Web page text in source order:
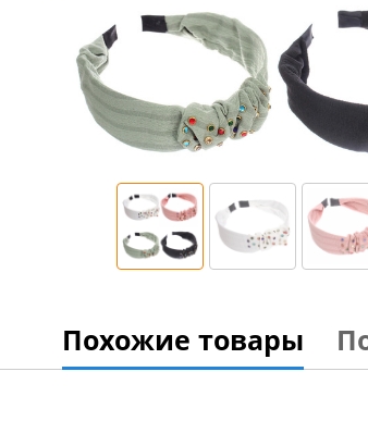
Похожие товары